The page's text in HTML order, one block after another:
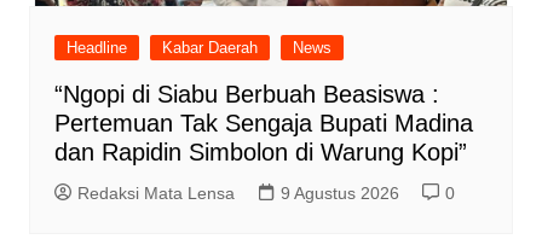
Headline Kabar Daerah News
“Ngopi di Siabu Berbuah Beasiswa :
Pertemuan Tak Sengaja Bupati Madina
dan Rapidin Simbolon di Warung Kopi”
Redaksi Mata Lensa 9 Agustus 2026 0